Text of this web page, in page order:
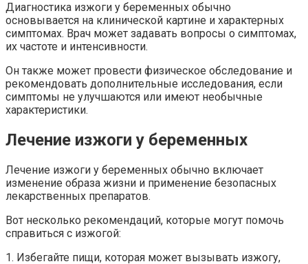
Диагностика изжоги у беременных обычно
основывается на клинической картине и характерных
симптомах. Врач может задавать вопросы о симптомах,
их частоте и интенсивности.
Он также может провести физическое обследование и
рекомендовать дополнительные исследования, если
симптомы не улучшаются или имеют необычные
характеристики.
Лечение изжоги у беременных
Лечение изжоги у беременных обычно включает
изменение образа жизни и применение безопасных
лекарственных препаратов.
Вот несколько рекомендаций, которые могут помочь
справиться с изжогой:
1. Избегайте пищи, которая может вызывать изжогу,